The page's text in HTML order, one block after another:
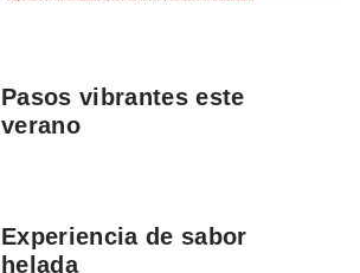
Pasos vibrantes este
verano
Experiencia de sabor
helada